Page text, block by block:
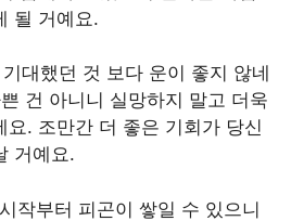
될 거예요.
대했던 것 보다 운이 좋지 않네
건 아니니 실망하지 말고 더욱
요. 조만간 더 좋은 기회가 당신
거예요.
작부터 피곤이 쌓일 수 있으니